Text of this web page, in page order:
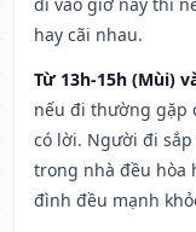
hay cãi nhau.
Từ 13h-15h (Mùi)
nếu đi thường gặp
có lời. Người đi
trong nhà đều hòa
đình đều mạnh